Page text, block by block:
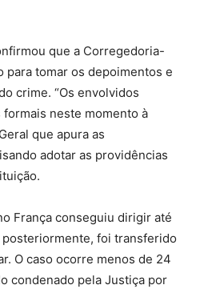
que a Corregedoria-
para tomar os depoimentos e
crime. “Os envolvidos
neste momento à
que apura as
adotar as providências
França conseguiu dirigir até
posteriormente, foi transferido
O caso ocorre menos de 24
condenado pela Justiça por